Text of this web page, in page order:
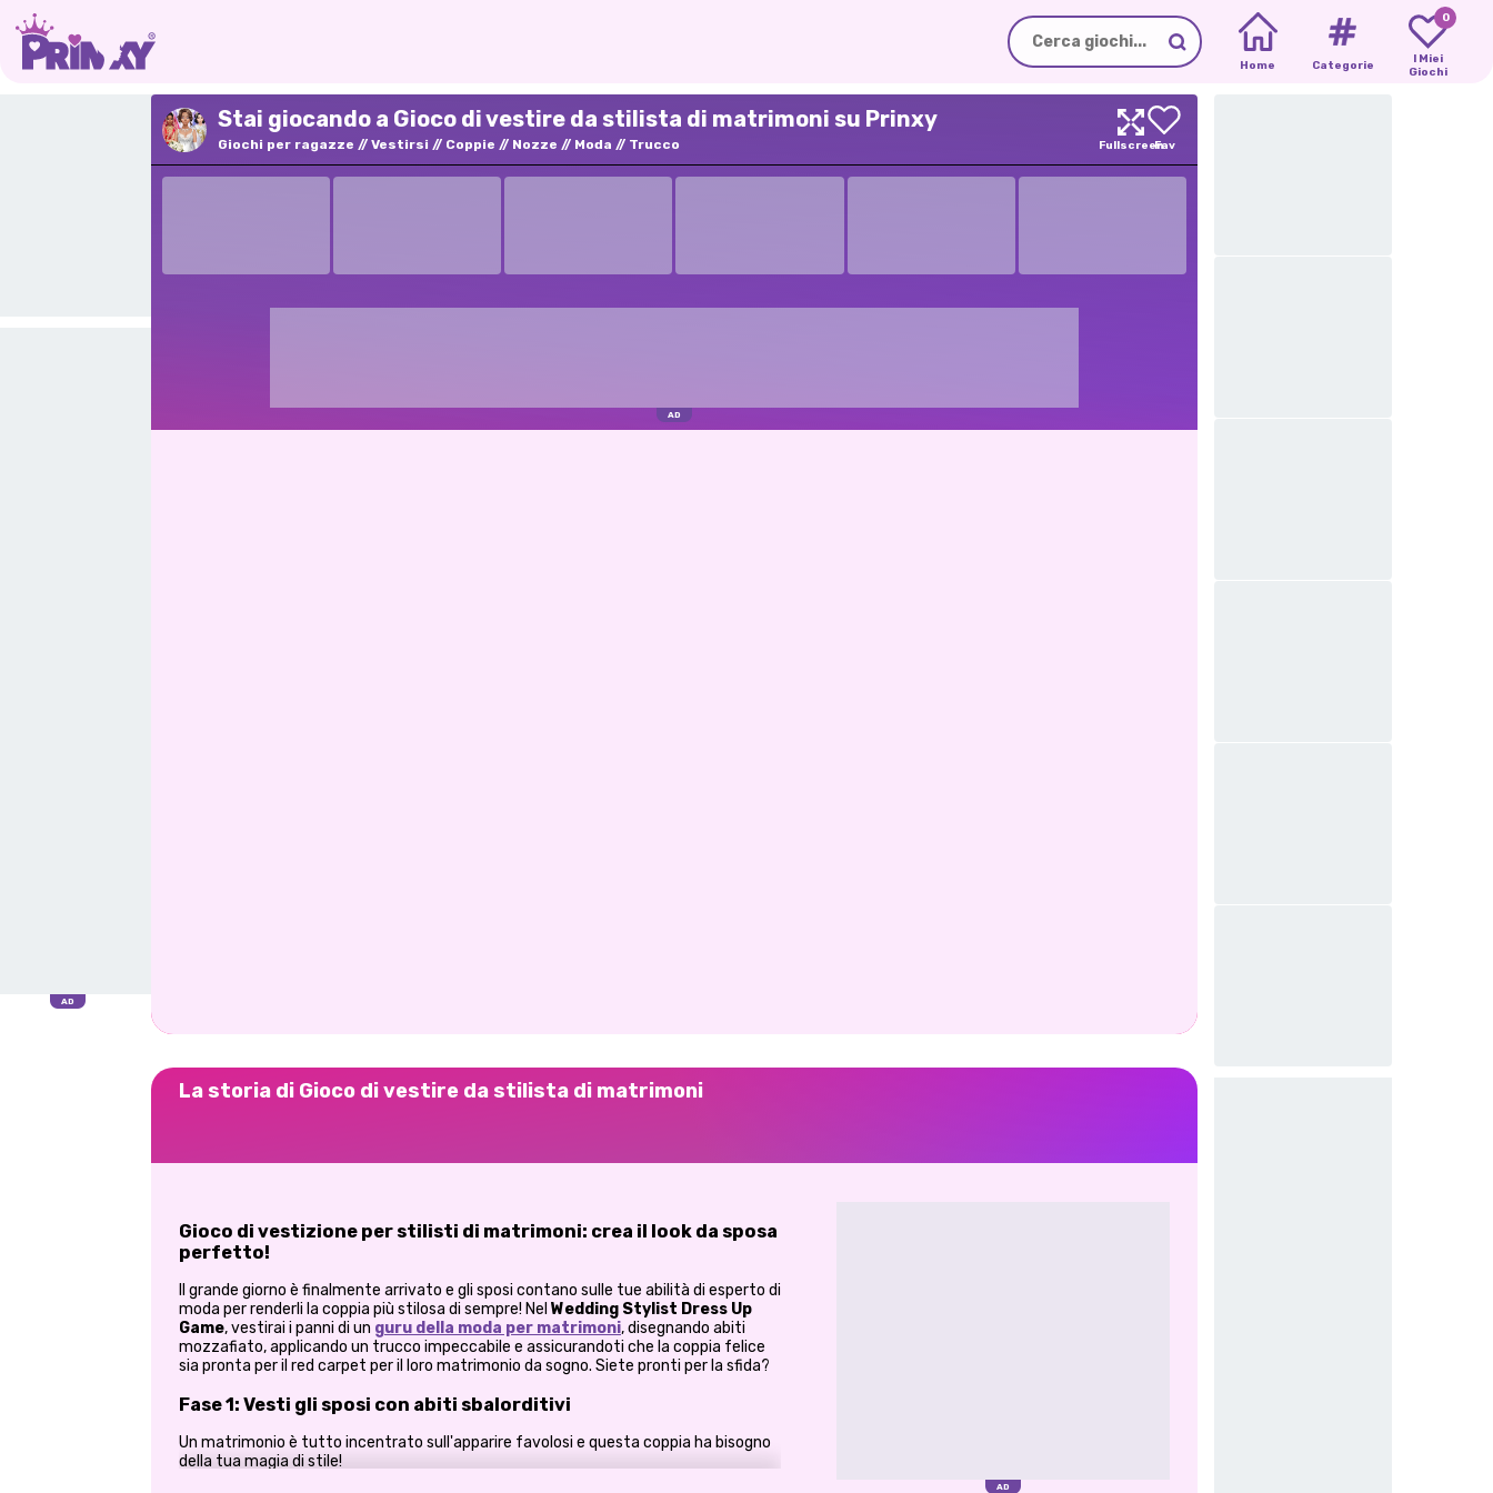
Home Categorie
0
I Miei
Giochi
Stai giocando a Gioco di vestire da stilista di matrimoni su Prinxy
Giochi per ragazze Vestirsi Coppie Nozze Moda Trucco
La storia di Gioco di vestire da stilista di matrimoni
Gioco di vestizione per stilisti di matrimoni: crea il look da sposa
perfetto!
Il grande giorno è finalmente arrivato e gli sposi contano sulle tue abilità di esperto di
moda per renderli la coppia più stilosa di sempre! Nel Wedding Stylist Dress Up
Game, vestirai i panni di un guru della moda per matrimoni, disegnando abiti
mozzafiato, applicando un trucco impeccabile e assicurandoti che la coppia felice
sia pronta per il red carpet per il loro matrimonio da sogno. Siete pronti per la sfida?
Fase 1: Vesti gli sposi con abiti sbalorditivi
Un matrimonio è tutto incentrato sull'apparire favolosi e questa coppia ha bisogno
della tua magia di stile!